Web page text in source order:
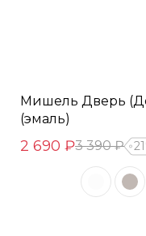
Мишель Дверь
(эмаль)
2 690 ₽3 390 ₽